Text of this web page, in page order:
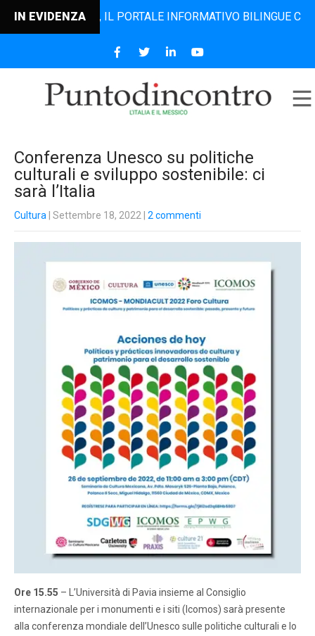
IN EVIDENZAIL PORTALE INFORMATIVO BILINGUE CHE
Conferenza Unesco su politiche
culturali e sviluppo sostenibile: ci
sarà l’Italia
Cultura | Settembre 18, 2022 2 commenti
Ore 15.55 – L’Università di Pavia insieme al Consiglio
internazionale per i monumenti e i siti (Icomos) sarà presente
alla conferenza mondiale dell’Unesco sulle politiche culturali e lo